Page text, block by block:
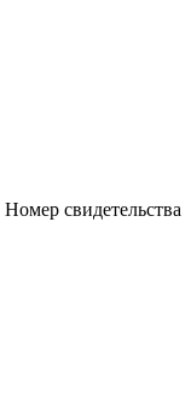
Номер свидетельства